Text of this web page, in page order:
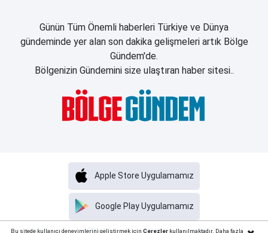
Günün Tüm Önemli haberleri Türkiye ve Dünya
gündeminde yer alan son dakika gelişmeleri artık Bölge
Gündem'de.
Bölgenizin Gündemini size ulaştıran haber sitesi..
Google Play Uygulamamız
Apple Store Uygulamamız
Bu sitede kullanıcı deneyimlerini geliştirmek için Çerezlerkullanılmaktadır. Daha fazla